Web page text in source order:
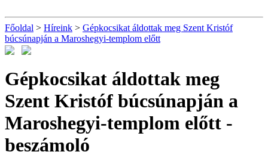
Főoldal > Híreink > Gépkocsikat áldottak meg Szent Kristóf
búcsúnapján a Maroshegyi-templom előtt
Gépkocsikat áldottak meg
Szent Kristóf búcsúnapján a
Maroshegyi-templom előtt -
beszámoló